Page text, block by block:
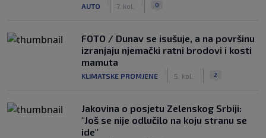
AUTO 7. kol. 0
FOTO / Dunav se isušuje, a na površinu
izranjaju njemački ratni brodovi i kosti
mamuta
KLIMATSKE PROMJENE 5. kol. 2
Jakovina o posjetu Zelenskog Srbiji:
"Još se nije odlučilo na koju stranu se
ide"